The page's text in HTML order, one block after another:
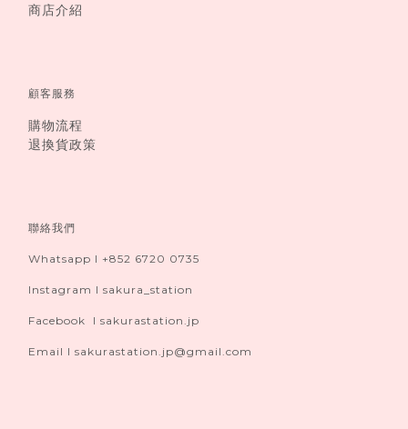
商店介紹
顧客服務
購物流程
退換貨政策
聯絡我們
Whatsapp I +852 6720 0735
Instagram I sakura_station
Facebook I sakurastation.jp
Email I sakurastation.jp@gmail.com